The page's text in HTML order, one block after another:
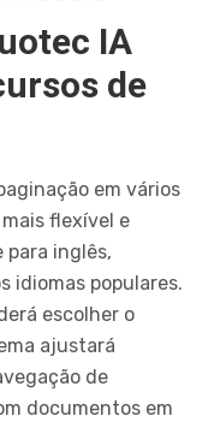
IA
de
em vários
flexível e
para inglês,
idiomas populares.
escolher o
ajustará
de
documentos em